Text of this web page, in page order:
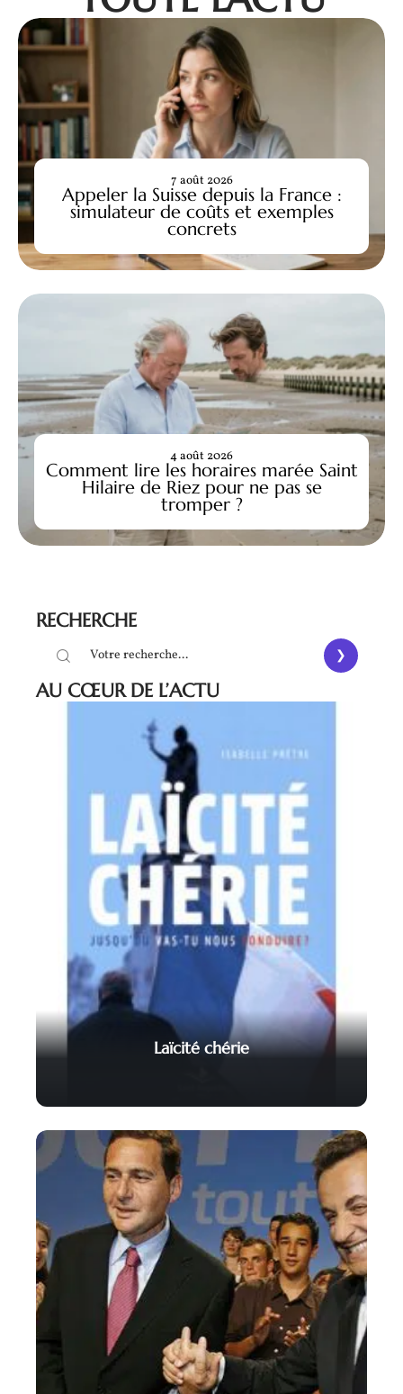
Appeler la Suisse depuis la France :
simulateur de coûts et exemples
concrets
7 août 2026
Comment lire les horaires marée Saint
Hilaire de Riez pour ne pas se
tromper ?
4 août 2026
RECHERCHE
AU CŒUR DE L’ACTU
Laïcité chérie